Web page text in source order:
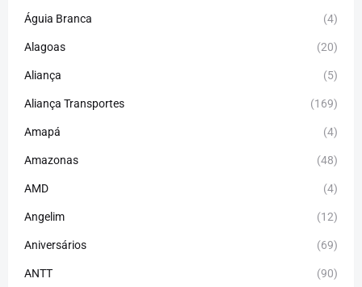
Águia Branca (4)
Alagoas (20)
Aliança (5)
Aliança Transportes (169)
Amapá (4)
Amazonas (48)
AMD (4)
Angelim (12)
Aniversários (69)
ANTT (90)